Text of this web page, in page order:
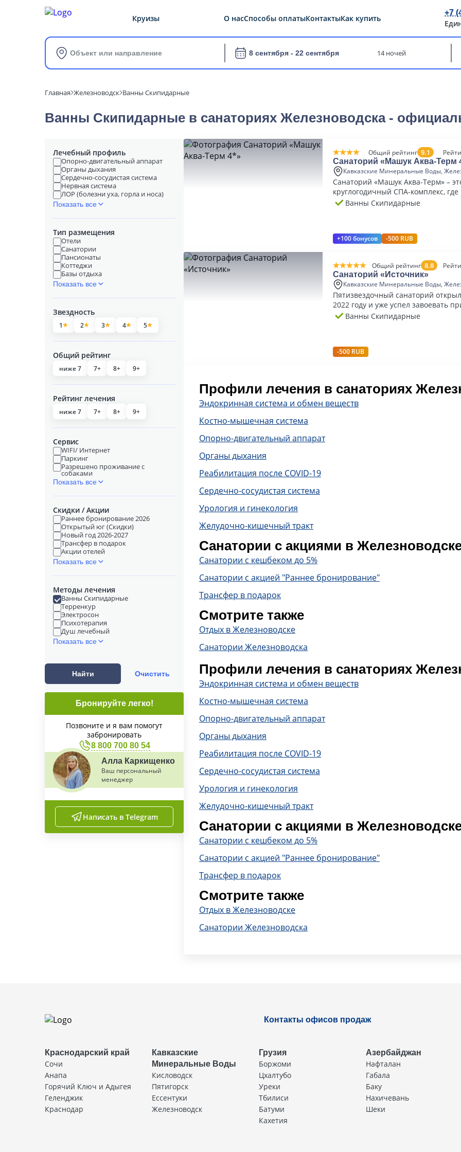
Круизы О насСпособы оплатыКонтактыКак купить
+7
Объект или направление 8 сентября - 22 сентября 14 ночей
Главная Железноводск Ванны Скипидарные
Ванны Скипидарные в cанаториях Железноводска -
Лечебный профиль
Опорно-двигательный аппарат
Органы дыхания
Сердечно-сосудистая система
Нервная система
ЛОР (болезни уха, горла и носа)
Показать все
Тип размещения
Отели
Санатории
Пансионаты
Коттеджи
Базы отдыха
Показать все
Звездность
1 2 3 4 5
Общий рейтинг
ниже 7 7+ 8+ 9+
Рейтинг лечения
ниже 7 7+ 8+ 9+
Сервис
WIFI/ Интернет
Паркинг
Разрешено проживание с
собаками
Показать все
Скидки / Акции
Раннее бронирование 2026
Открытый юг (Скидки)
Новый год 2026-2027
Трансфер в подарок
Акции отелей
Показать все
Методы лечения
Ванны Скипидарные
Терренкур
Электросон
Психотерапия
Душ лечебный
Показать все
Найти Очистить
Бронируйте легко!
Позвоните и я вам помогут
забронировать
8 800 700 80 54
Алла Каркищенко
Ваш персональный
менеджер
Написать в Telegram
Общий рейтинг 9.1
Санаторий «Машук Аква-Терм
Кавказские Минеральные Воды,
Санаторий «Машук Аква-Терм» –
круглогодичный СПА-комплекс,
воспользоваться собственными
Ванны Скипидарные
+100 бонусов -500 RUB
Общий рейтинг 8.8
Санаторий «Источник»
Кавказские Минеральные Воды,
Пятизвездочный санаторий
2022 году и уже успел завоевать
гостей.Ванны Скипидарные
-500 RUB
Профили лечения в санаториях
Эндокринная система и обмен веществ
Костно-мышечная система
Опорно-двигательный аппарат
Органы дыхания
Реабилитация после COVID-19
Сердечно-сосудистая система
Урология и гинекология
Желудочно-кишечный тракт
Санатории с акциями в
Санатории с кешбеком до 5%
Санатории с акцией "Раннее бронирование"
Трансфер в подарок
Смотрите также
Отдых в Железноводске
Санатории Железноводска
Профили лечения в санаториях
Эндокринная система и обмен веществ
Костно-мышечная система
Опорно-двигательный аппарат
Органы дыхания
Реабилитация после COVID-19
Сердечно-сосудистая система
Урология и гинекология
Желудочно-кишечный тракт
Санатории с акциями в
Санатории с кешбеком до 5%
Санатории с акцией "Раннее бронирование"
Трансфер в подарок
Смотрите также
Отдых в Железноводске
Санатории Железноводска
Контакты офисов продаж
Краснодарский край
Сочи
Анапа
Горячий Ключ и Адыгея
Геленджик
Краснодар
Кавказские
Минеральные Воды
Кисловодск
Пятигорск
Ессентуки
Железноводск
Грузия
Боржоми
Цхалтубо
Уреки
Тбилиси
Батуми
Кахетия
Азербайджан
Нафталан
Габала
Баку
Нахичевань
Шеки